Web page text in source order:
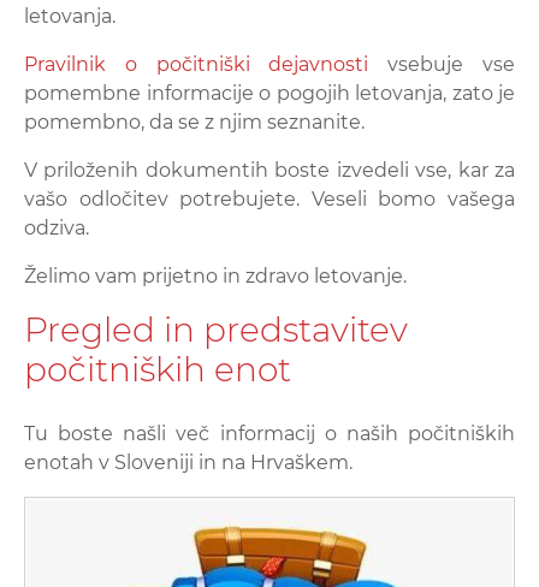
letovanja.
Pravilnik o počitniški dejavnosti vsebuje vse
pomembne informacije o pogojih letovanja, zato je
pomembno, da se z njim seznanite.
V priloženih dokumentih boste izvedeli vse, kar za
vašo odločitev potrebujete. Veseli bomo vašega
odziva.
Želimo vam prijetno in zdravo letovanje.
Pregled in predstavitev
počitniških enot
Tu boste našli več informacij o naših počitniških
enotah v Sloveniji in na Hrvaškem.